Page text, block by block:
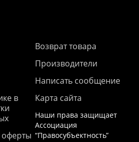
в
Возврат товара
Производители
Написать сообщение
Карта сайта
Наши права защищает
Ассоциация
“Правосубъектность”